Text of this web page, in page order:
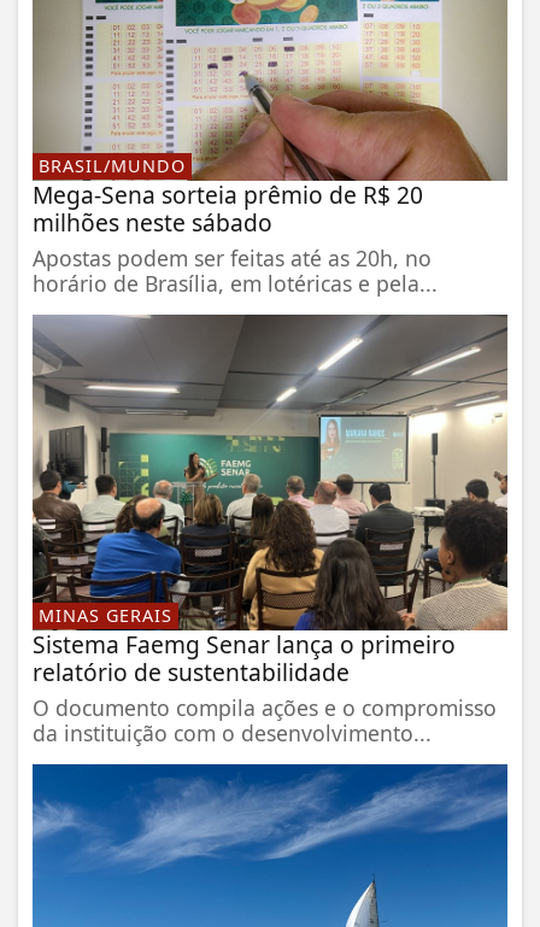
BRASIL/MUNDO
Mega-Sena sorteia prêmio de R$ 20
milhões neste sábado
Apostas podem ser feitas até as 20h, no
horário de Brasília, em lotéricas e pela...
MINAS GERAIS
Sistema Faemg Senar lança o primeiro
relatório de sustentabilidade
O documento compila ações e o compromisso
da instituição com o desenvolvimento...